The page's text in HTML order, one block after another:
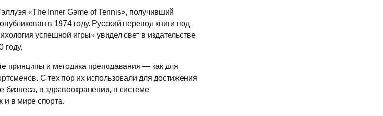
«The Inner Game of Tennis», получивший
в 1974 году. Русский перевод книги под
успешной игры» увидел свет в издательстве
году.
принципы и методика преподавания — как для
С тех пор их использовали для достижения
бизнеса, в здравоохранении, в системе
и в мире спорта.